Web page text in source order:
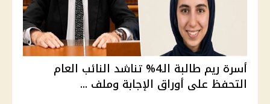
أسرة ريم طالبة الـ4% تناشد النائب العام
التحفظ على أوراق الإجابة وملف ...